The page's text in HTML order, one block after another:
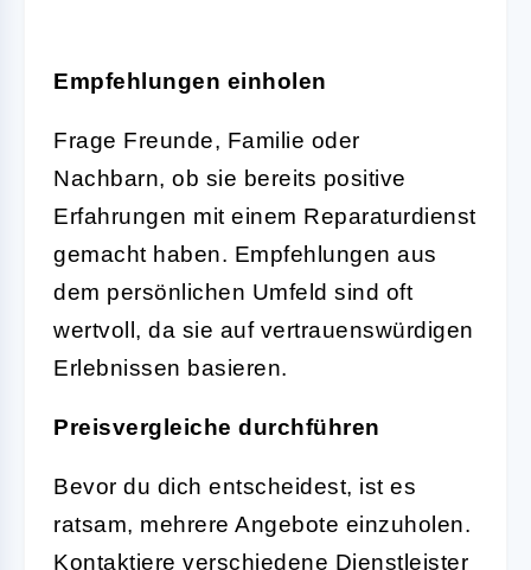
Empfehlungen einholen
Frage Freunde, Familie oder
Nachbarn, ob sie bereits positive
Erfahrungen mit einem Reparaturdienst
gemacht haben. Empfehlungen aus
dem persönlichen Umfeld sind oft
wertvoll, da sie auf vertrauenswürdigen
Erlebnissen basieren.
Preisvergleiche durchführen
Bevor du dich entscheidest, ist es
ratsam, mehrere Angebote einzuholen.
Kontaktiere verschiedene Dienstleister